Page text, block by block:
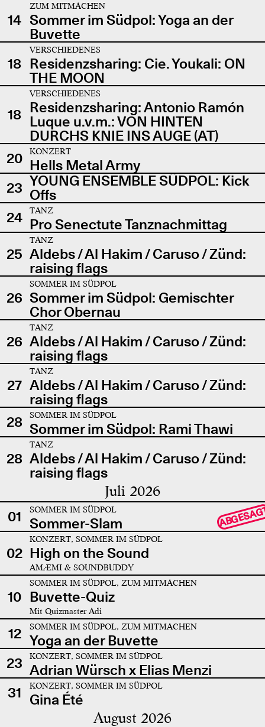
14
ZUM MITMACHEN
Sommer im Südpol: Yoga an der
Buvette
18
VERSCHIEDENES
Residenzsharing: Cie. Youkali: ON
THE MOON
18
VERSCHIEDENES
Residenzsharing: Antonio Ramón
Luque u.v.m.: VON HINTEN
DURCHS KNIE INS AUGE (AT)
20
KONZERT
Hells Metal Army
23 YOUNG ENSEMBLE SÜDPOL: Kick
Offs
24
TANZ
Pro Senectute Tanznachmittag
25
TANZ
Aldebs / Al Hakim / Caruso / Zünd:
raising flags
26
SOMMER IM SÜDPOL
Sommer im Südpol: Gemischter
Chor Obernau
26
TANZ
Aldebs / Al Hakim / Caruso / Zünd:
raising flags
27
TANZ
Aldebs / Al Hakim / Caruso / Zünd:
raising flags
28
SOMMER IM SÜDPOL
Sommer im Südpol: Rami Thawi
28
TANZ
Aldebs / Al Hakim / Caruso / Zünd:
raising flags
Juli 2026
01 SOMMER IM SÜDPOL
Sommer-Slam
02
KONZERT, SOMMER IM SÜDPOL
High on the Sound
AMÆMI & SOUNDBUDDY
10
SOMMER IM SÜDPOL, ZUM MITMACHEN
Buvette-Quiz
Mit Quizmaster Adi
12 SOMMER IM SÜDPOL, ZUM MITMACHEN
Yoga an der Buvette
23
KONZERT, SOMMER IM SÜDPOL
Adrian Würsch x Elias Menzi
31
KONZERT, SOMMER IM SÜDPOL
Gina Été
August 2026